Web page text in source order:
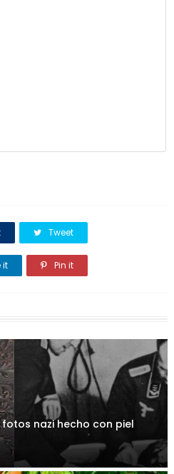
Tweet
it Pin it
nazi hecho con piel